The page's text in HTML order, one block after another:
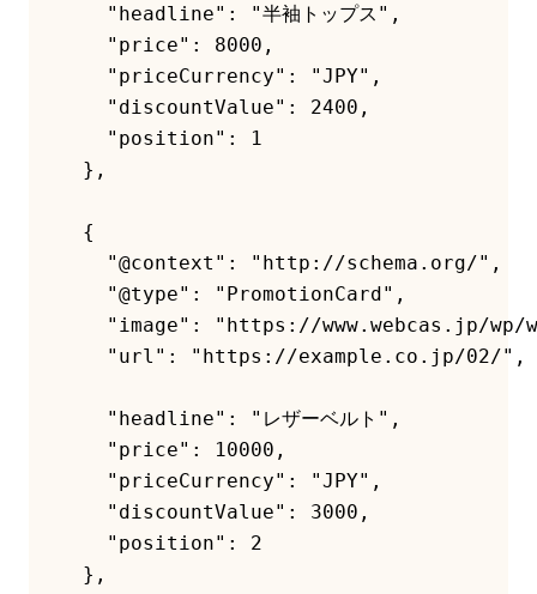
    "headline": "半袖トップス",
    "price": 8000,
    "priceCurrency": "JPY",
    "discountValue": 2400,
    "position": 1
  },
  {
    "@context": "http://schema.org/",
    "@type": "PromotionCard",
"image": "https://www.webcas.jp/
    "url": "https://example.co.jp/02/",
    "headline": "レザーベルト",
    "price": 10000,
    "priceCurrency": "JPY",
    "discountValue": 3000,
    "position": 2
  },